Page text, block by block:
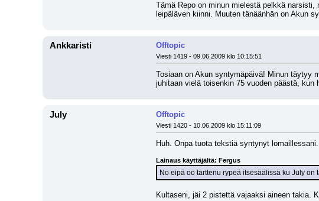
Tämä Repo on minun mielestä pelkkä
leipäläven kiinni. Muuten tänäänhän on Akun
Ankkaristi Offtopic
Viesti 1419 - 09.06.2009 klo 10:15:51
Tosiaan on Akun syntymäpäivä! Minun täytyy
juhitaan vielä toisenkin 75 vuoden päästä, kun
July Offtopic
Viesti 1420 - 10.06.2009 klo 15:11:09
Huh. Onpa tuota tekstiä syntynyt
Lainaus käyttäjältä: Fergus
No eipä oo tarttenu rypeä itsesäälissä ku July
Kultaseni, jäi 2 pistettä vajaaksi aineen takia.